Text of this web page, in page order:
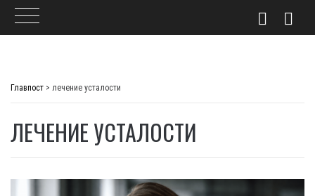
Главпост > лечение усталости
ЛЕЧЕНИЕ УСТАЛОСТИ